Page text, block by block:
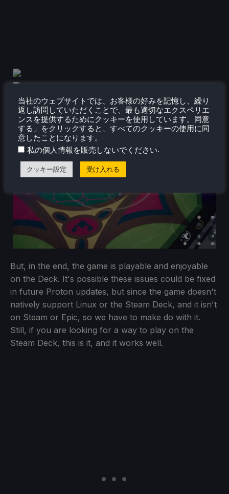
But, in the end, the game is playable and enjoyable
on the Deck. It's possible these issues could be fixed
in future Proton updates, but since the game doesn't
natively support Linux or the Steam Deck, and it isn't
on Steam or Epic, so we have to make do with it.
Still, if you are looking for a way to play on the
Steam Deck, this is it, and it works well.
当社のウェブサイトでは、お客様の好みを記憶し、繰り
返し訪問していただくことで、最も適切なエクスペリエ
ンスを提供するためにクッキーを使用しています。同意
する」をクリックすると、すべてのクッキーの使用に同
意したことになります。
私の個人情報を販売しないでください.
クッキー設定 受け入れる